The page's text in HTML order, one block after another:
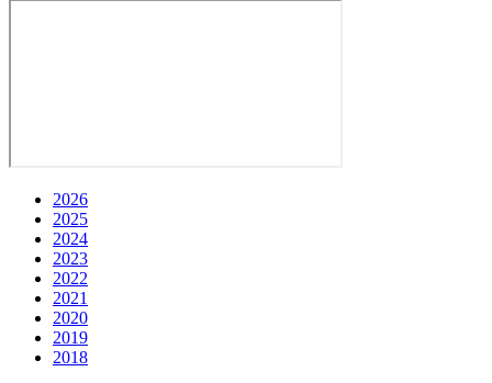
2026
2025
2024
2023
2022
2021
2020
2019
2018